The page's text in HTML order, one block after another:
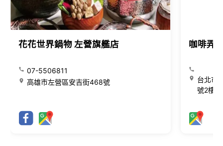
花花世界鍋物 左營旗艦店
07-5506811
高雄市左營區安吉街468號
咖啡弄
台北市
號2樓